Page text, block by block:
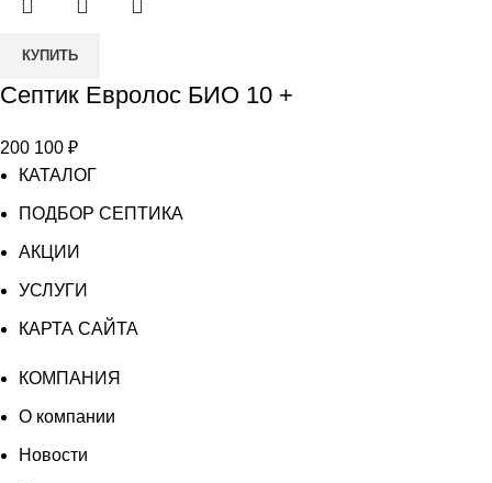
Количество
Септик
БИО
10
+
КУПИТЬ
Септик Евролос БИО 10 +
200 100 ₽
КАТАЛОГ
ПОДБОР СЕПТИКА
АКЦИИ
УСЛУГИ
КАРТА САЙТА
КОМПАНИЯ
О компании
Новости